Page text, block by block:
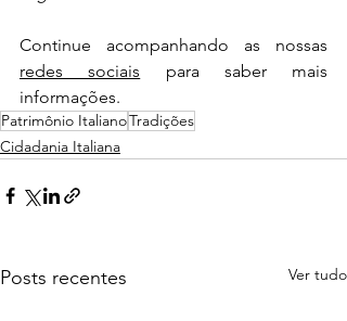
redes sociais para saber mais
informações.
Patrimônio ItalianoTradições
Cidadania Italiana
Posts recentes Ver tudo